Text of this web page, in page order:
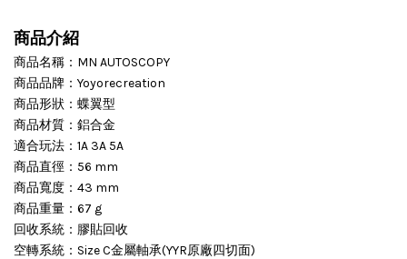
商品介紹
商品名稱：MN AUTOSCOPY
商品品牌：Yoyorecreation
商品形狀：蝶翼型
商品材質：鋁合金
適合玩法：1A 3A 5A
商品直徑：56 mm
商品寬度：43 mm
商品重量：67 g
回收系統：膠貼回收
空轉系統：Size C金屬軸承(YYR原廠四切面)